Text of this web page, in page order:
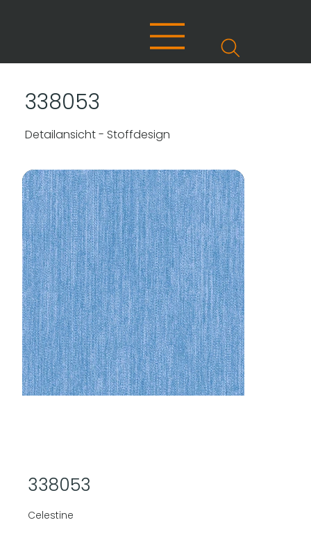
338053
Detailansicht - Stoffdesign
338053
Celestine